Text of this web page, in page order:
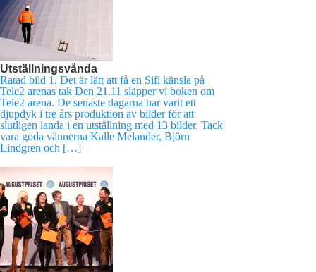
Utställningsvånda
Ratad bild 1. Det är lätt att få en Sifi känsla på
Tele2 arenas tak Den 21.11 släpper vi boken om
Tele2 arena. De senaste dagarna har varit ett
djupdyk i tre års produktion av bilder för att
slutligen landa i en utställning med 13 bilder. Tack
vara goda vännerna Kalle Melander, Björn
Lindgren och […]